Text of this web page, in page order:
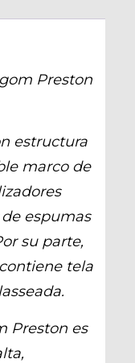
Preston
estructura
marco de
espumas
su parte,
tela
Preston es